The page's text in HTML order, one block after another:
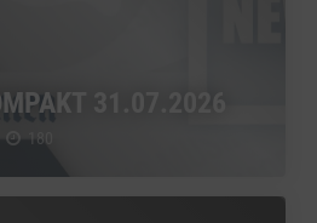
31.07.2026
180